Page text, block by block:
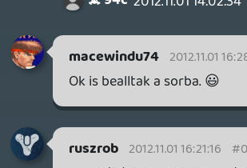
Csaby83 2012.11.01 15:03:33 #0br6w
Egyik Halo játékból sem jött ki idáig GOTY
verzió, max leakciózták az egyes DLC-ket
egy idő után.
Csaby83